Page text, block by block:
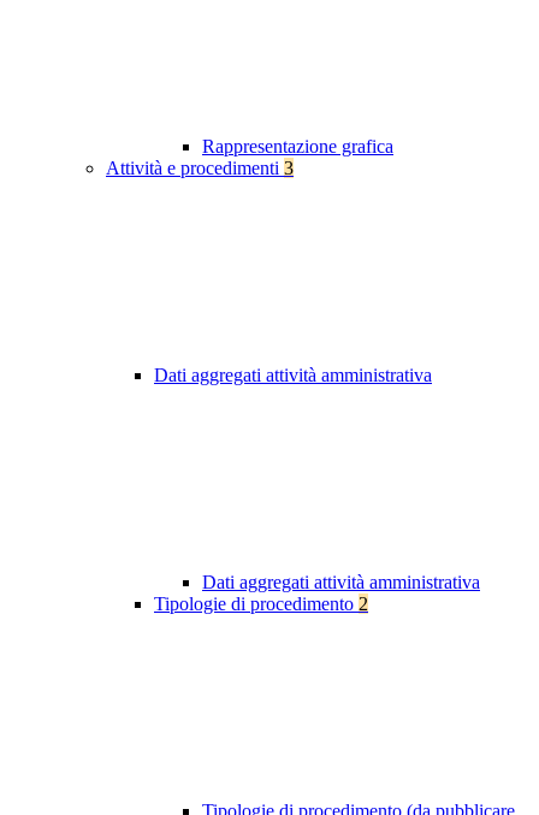
Rappresentazione grafica
Attività e procedimenti 3
Dati aggregati attività amministrativa
Dati aggregati attività amministrativa
Tipologie di procedimento 2